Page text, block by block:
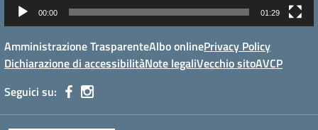
00:00 01:29
Amministrazione TrasparenteAlbo onlinePrivacy Policy
Dichiarazione di accessibilitàNote legaliVecchio sitoAVCP
Seguici su: